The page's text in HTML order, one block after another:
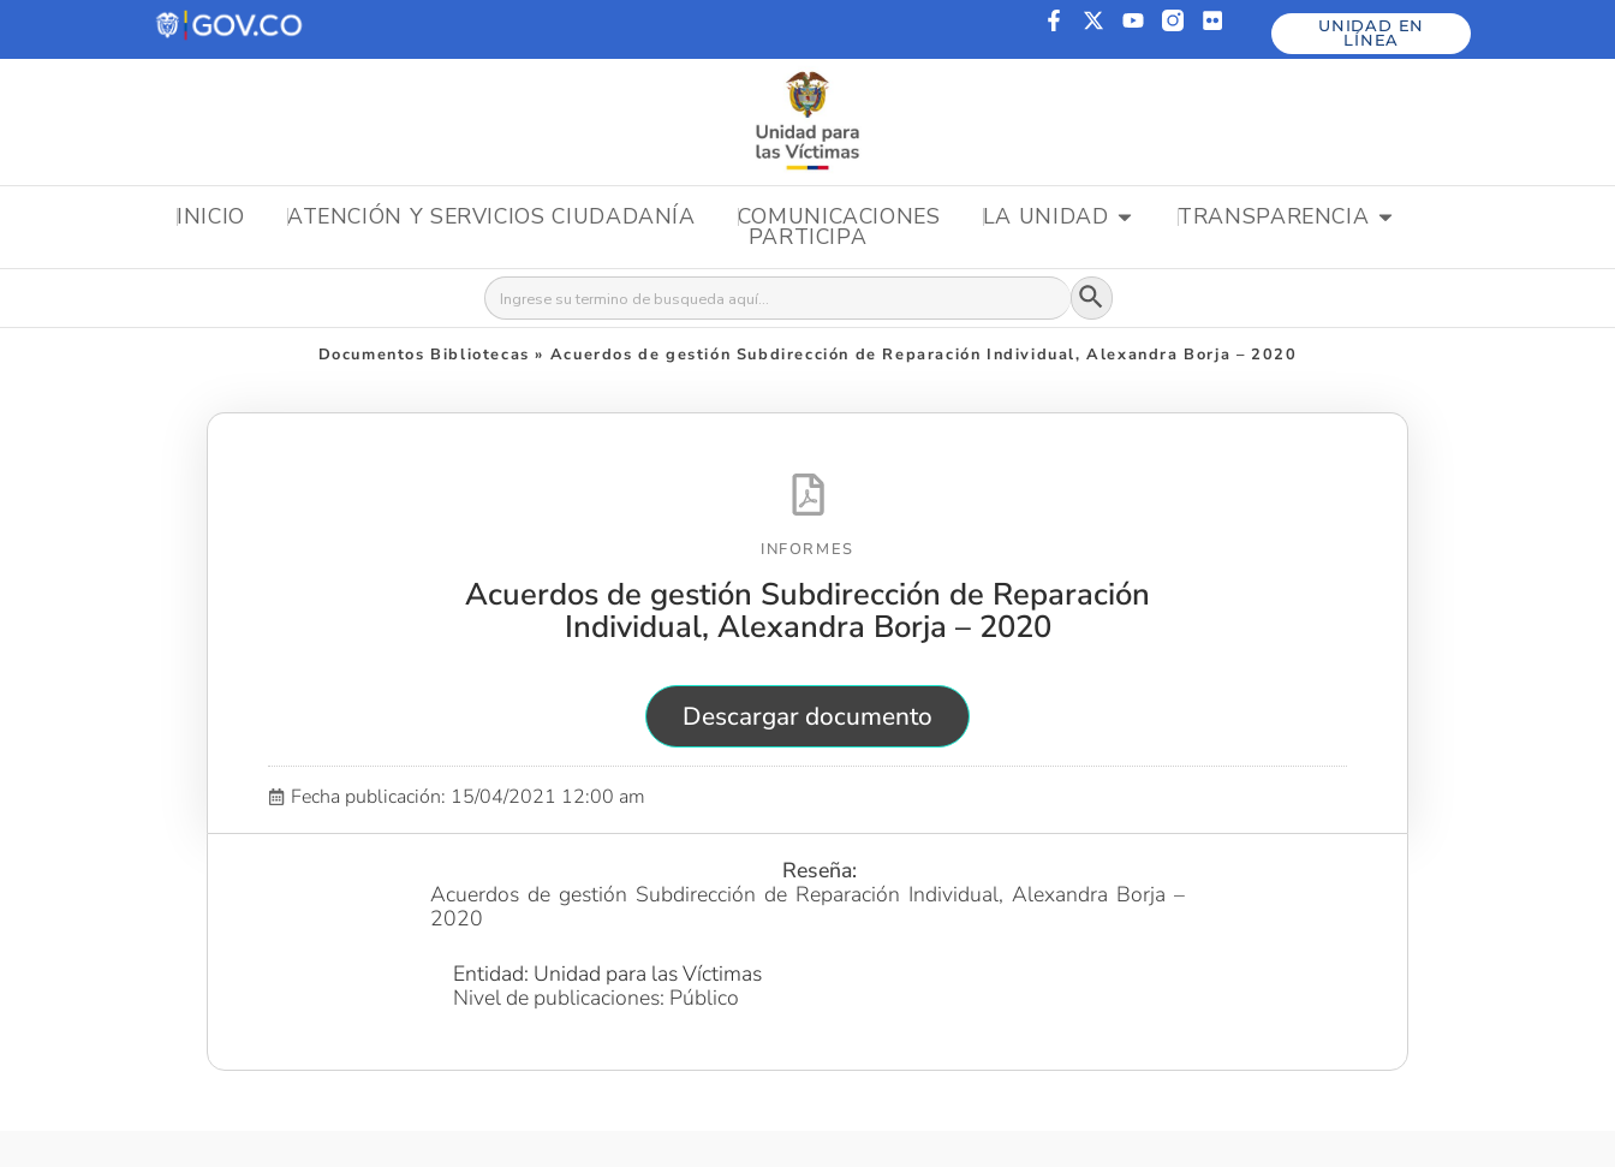
UNIDAD EN
LÍNEA
INICIO ATENCIÓN Y SERVICIOS CIUDADANÍA COMUNICACIONES LA UNIDAD TRANSPARENCIA
PARTICIPA
Buscar: Botón de búsqueda
Documentos Bibliotecas » Acuerdos de gestión Subdirección de Reparación Individual, Alexandra Borja – 2020
INFORMES
Acuerdos de gestión Subdirección de Reparación
Individual, Alexandra Borja – 2020
Descargar documento
Fecha publicación: 15/04/2021 12:00 am
Reseña:
Acuerdos de gestión Subdirección de Reparación Individual, Alexandra Borja –
2020
Entidad: Unidad para las Víctimas
Nivel de publicaciones: Público